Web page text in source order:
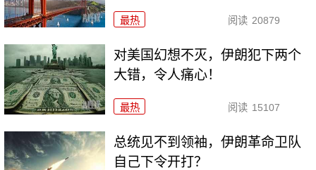
最热 阅读 20879
对美国幻想不灭，伊朗犯下两个
大错，令人痛心！
最热 阅读 15107
总统见不到领袖，伊朗革命卫队
自己下令开打？